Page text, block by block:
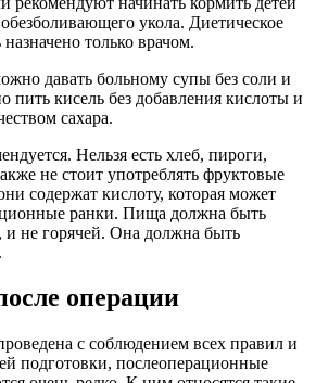
укола. Диетическое
только врачом.
давать больному супы без соли и
кисель без добавления кислоты и
сахара.
Нельзя есть хлеб, пироги,
не стоит употреблять фруктовые
содержат кислоту, которая может
ранки. Пища должна быть
и не горячей. Она должна быть
операции
с соблюдением всех правил и
подготовки, послеоперационные